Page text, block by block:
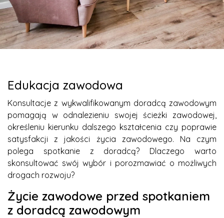
Edukacja zawodowa
Konsultacje z wykwalifikowanym doradcą zawodowym
pomagają w odnalezieniu swojej ścieżki zawodowej,
określeniu kierunku dalszego kształcenia czy poprawie
satysfakcji z jakości życia zawodowego. Na czym
polega spotkanie z doradcą? Dlaczego warto
skonsultować swój wybór i porozmawiać o możliwych
drogach rozwoju?
Życie zawodowe przed spotkaniem
z doradcą zawodowym